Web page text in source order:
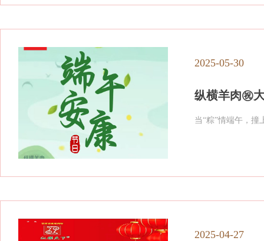
2025-05-30
纵横羊肉㊗️
当“粽”情端午，
2025-04-27